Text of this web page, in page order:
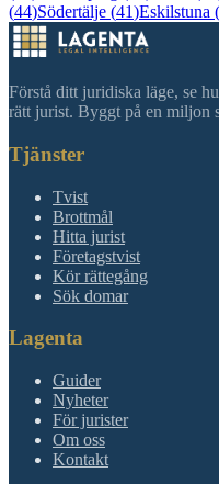
(44)Södertälje (41)Eskilstuna (
Förstå ditt juridiska läge, se
rätt jurist. Byggt på en miljon
Tjänster
Tvist
Brottmål
Hitta jurist
Företagstvist
Kör rättegång
Sök domar
Lagenta
Guider
Nyheter
För jurister
Om oss
Kontakt